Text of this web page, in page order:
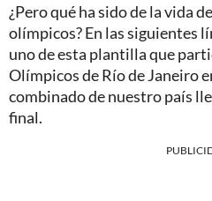
¿Pero qué ha sido de la vida
olímpicos? En las siguientes
uno de esta plantilla que
Olímpicos de Río de Janeiro
combinado de nuestro país
final.